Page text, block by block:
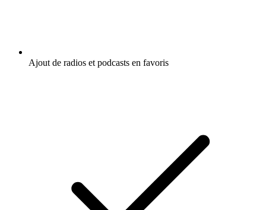
Ajout de radios et podcasts en favoris